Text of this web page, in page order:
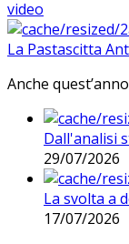
video
La Pastascitta
Anche
Dall'analisi
29/07/2026
La svolta a
17/07/2026